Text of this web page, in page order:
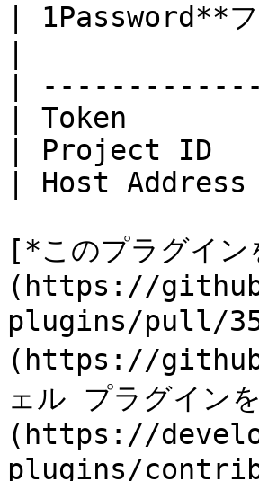
| 1Password**
|
| Token
| Project ID
| Host
[*このプラグイ
(https://
plugins/pull/
(https://
ェル プラグイン
(https://